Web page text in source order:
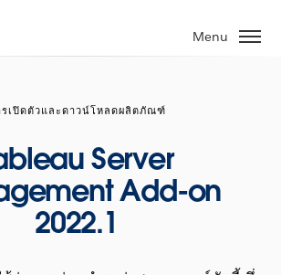
Menu
รเปิดตัวและดาวน์โหลดผลิตภัณฑ์
Server
Add-on
2022.1